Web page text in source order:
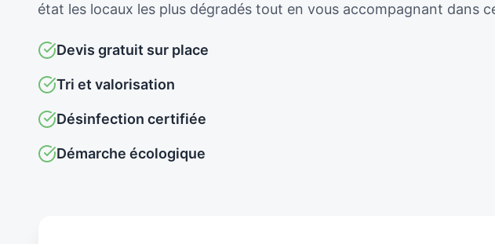
état les locaux les plus dégradés tout en vous accompagnant dans
Devis gratuit sur place
Tri et valorisation
Désinfection certifiée
Démarche écologique